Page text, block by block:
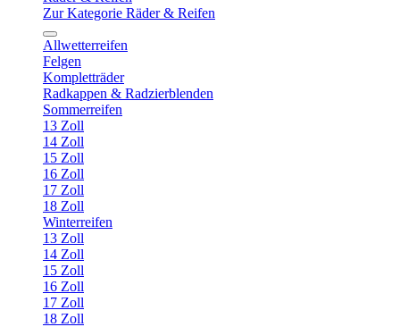
Zur Kategorie Räder & Reifen
Allwetterreifen
Felgen
Kompletträder
Radkappen & Radzierblenden
Sommerreifen
13 Zoll
14 Zoll
15 Zoll
16 Zoll
17 Zoll
18 Zoll
Winterreifen
13 Zoll
14 Zoll
15 Zoll
16 Zoll
17 Zoll
18 Zoll